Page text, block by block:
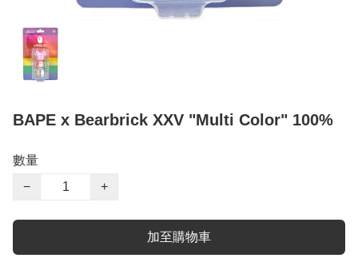
BAPE x Bearbrick XXV "Multi Color" 100%
數量
−
+
加至購物車